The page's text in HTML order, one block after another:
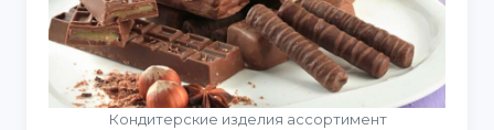
Кондитерские изделия ассортимент